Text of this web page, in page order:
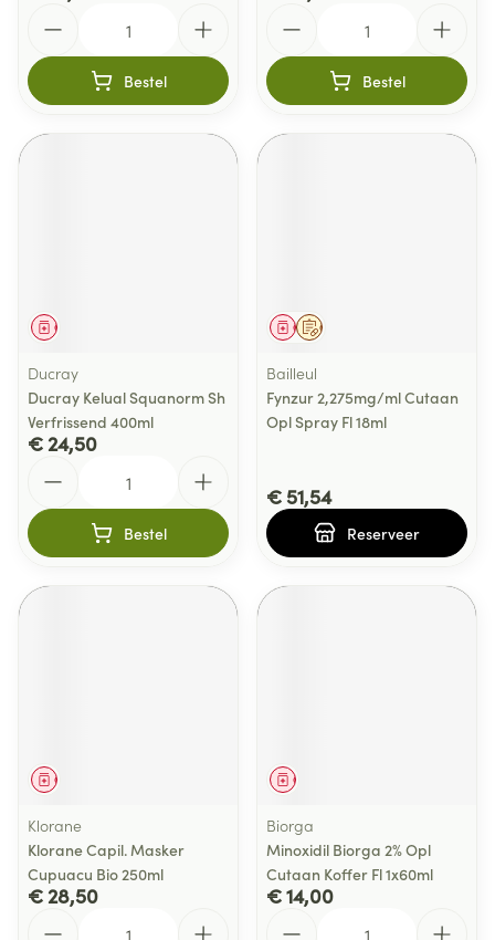
Bestel Bestel
Geneesmiddel
Ducray
Ducray Kelual Squanorm Sh
Verfrissend 400ml
€ 24,50
Bestel
Op voorschrift
Geneesmiddel
Bailleul
Fynzur 2,275mg/ml Cutaan
Opl Spray Fl 18ml
€ 51,54
Reserveer
Geneesmiddel
Klorane
Klorane Capil. Masker
Cupuacu Bio 250ml
€ 28,50
Geneesmiddel
Biorga
Minoxidil Biorga 2% Opl
Cutaan Koffer Fl 1x60ml
€ 14,00